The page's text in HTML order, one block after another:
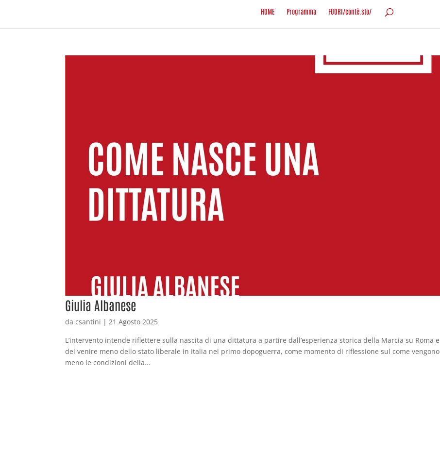
HOME Programma FUORI/contè.sto/
Giulia Albanese
dacsantini | 21 Agosto 2025
L’intervento intende riflettere sulla nascita di una dittatura a partire dall’esperienza storica della Marcia su Roma e
del venire meno dello stato liberale in Italia nel primo dopoguerra, come momento di riflessione sul come vengono
meno le condizioni della...